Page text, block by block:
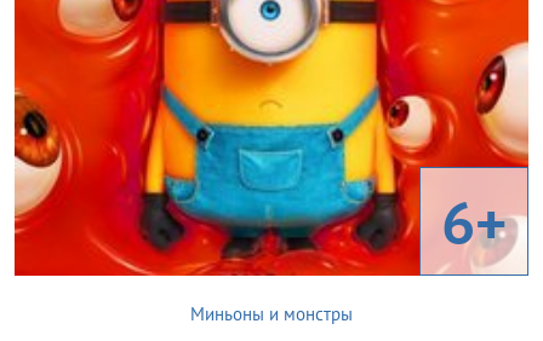
6+
Миньоны и монстры